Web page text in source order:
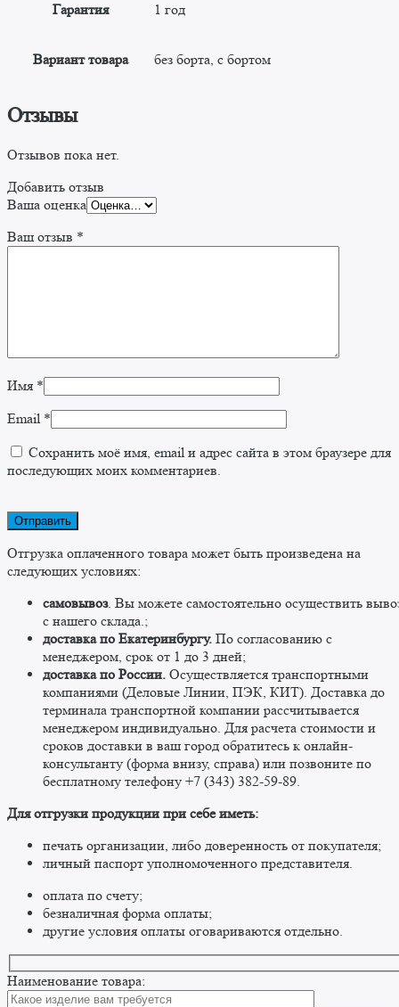
Гарантия 1 год
Вариант товара без борта, с бортом
Отзывы
Отзывов пока нет.
Добавить отзыв
Ваша оценка
Ваш отзыв *
Имя *
Email *
Сохранить моё имя, email и адрес сайта в этом браузере для
последующих моих комментариев.
Отгрузка оплаченного товара может быть произведена на
следующих условиях:
самовывоз. Вы можете самостоятельно осуществить
c нашего склада.;
доставка по Екатеринбургу. По согласованию с
менеджером, срок от 1 до 3 дней;
доставка по России. Осуществляется транспортными
компаниями (Деловые Линии, ПЭК, КИТ). Доставка до
терминала транспортной компании рассчитывается
менеджером индивидуально. Для расчета стоимости и
сроков доставки в ваш город обратитесь к онлайн-
консультанту (форма внизу, справа) или позвоните по
бесплатному телефону +7 (343) 382-59-89. ​
​Для отгрузки продукции при себе иметь:
печать организации, либо доверенность от покупателя;
личный паспорт уполномоченного представителя.
оплата по счету;
безналичная форма оплаты;
другие условия оплаты оговариваются отдельно. ​
Наименование товара: